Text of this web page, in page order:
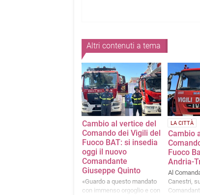
Altri contenuti a tema
Cambio al vertice del
Comando dei Vigili del
Fuoco BAT: si insedia
oggi il nuovo
Comandante
Giuseppe Quinto
«Guardo a questo mandato
con immenso orgoglio e con
LA CITTÀ
Cambio
Fuoco
Andria-
Al
Canestri,